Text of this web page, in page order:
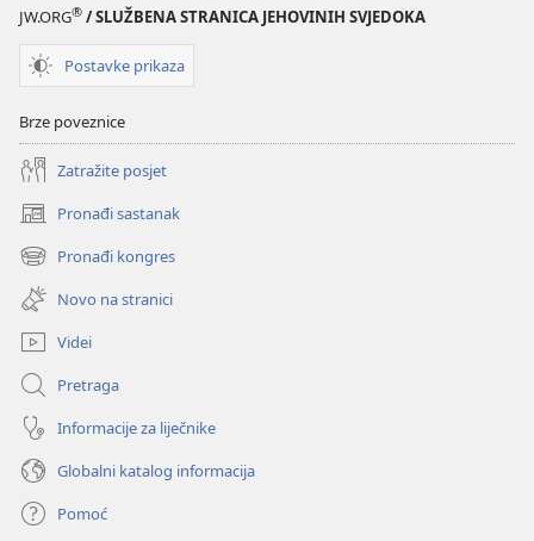
JW.ORG® / SLUŽBENA STRANICA JEHOVINIH SVJEDOKA
Postavke prikaza
Brze poveznice
Zatražite posjet
Pronađi sastanak
(otvara
se
novi
prozor)
Pronađi kongres
(otvara
se
novi
prozor)
Novo na stranici
Videi
Pretraga
Informacije za liječnike
Globalni katalog informacija
Pomoć